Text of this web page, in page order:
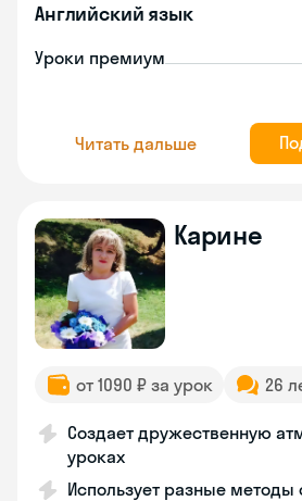
Английский язык
Уроки премиум
Читать дальше
Карине
от 1090 ₽ за урок 26
Создает дружественную
уроках
Использует разные методы